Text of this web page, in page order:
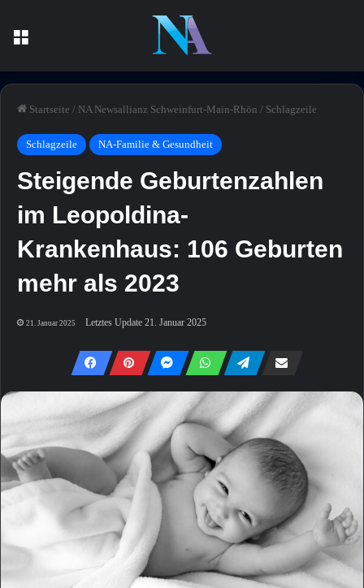
Startseite / NA Newsallianz Schweinfurt-Main-Rhön / Schlagzeile
Schlagzeile NA-Familie & Gesundheit
Steigende Geburtenzahlen
im Leopoldina-
Krankenhaus: 106 Geburten
mehr als 2023
21. Januar 2025 Letztes Update 21. Januar 2025